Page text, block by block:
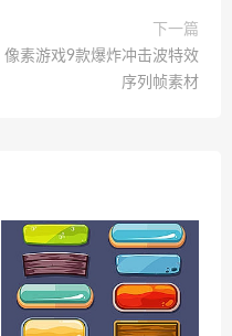
下一篇
像素游戏9款爆炸冲击波特效
序列帧素材